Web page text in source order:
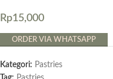
Rp15,000
ORDER VIA WHATSAPP
Kategori: Pastries